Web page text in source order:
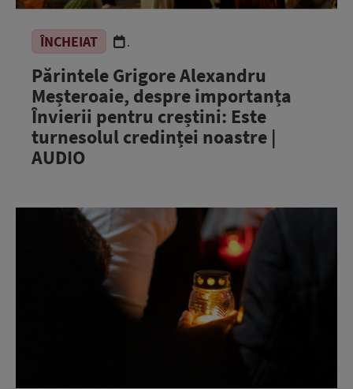
ÎNCHEIAT .
Părintele Grigore Alexandru
Meșteroaie, despre importanța
Învierii pentru creștini: Este
turnesolul credinței noastre |
AUDIO